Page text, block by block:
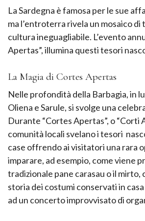
La Sardegna è famosa per le sue
ma l’entroterra rivela un mosaico di
cultura ineguagliabile. L’evento
Apertas”, illumina questi tesori
La Magia di Cortes Apertas
Nelle profondità della Barbagia, in
Oliena e Sarule, si svolge una
Durante “Cortes Apertas”, o “Corti
comunità locali svelano i tesori
case offrendo ai visitatori una rara
imparare, ad esempio, come viene
tradizionale pane carasau o il mirto,
storia dei costumi conservati in
ad un concerto improvvisato di